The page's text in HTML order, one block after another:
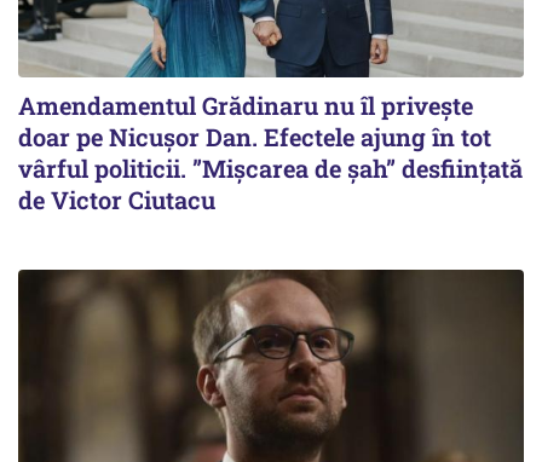
Amendamentul Grădinaru nu îl privește
doar pe Nicușor Dan. Efectele ajung în tot
vârful politicii. ”Mișcarea de șah” desființată
de Victor Ciutacu